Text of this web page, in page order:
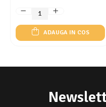
ADAUGA IN COS